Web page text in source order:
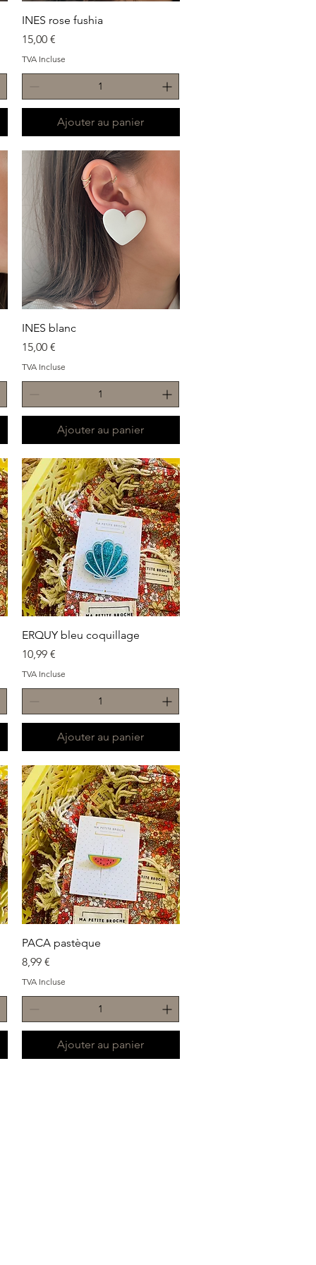
Aperçu rapide
INES rose fushia
Prix
15,00 €
TVA Incluse
Ajouter au panier
Aperçu rapide
INES blanc
Prix
15,00 €
TVA Incluse
Ajouter au panier
Aperçu rapide
ERQUY bleu coquillage
Prix
10,99 €
TVA Incluse
Ajouter au panier
Aperçu rapide
PACA pastèque
Prix
8,99 €
TVA Incluse
Ajouter au panier